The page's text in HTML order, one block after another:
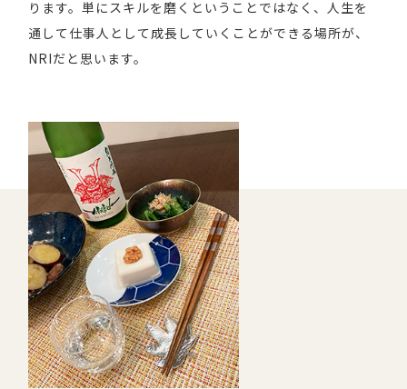
ります。単にスキルを磨くということではなく、人生を
通して仕事人として成長していくことができる場所が、
NRIだと思います。